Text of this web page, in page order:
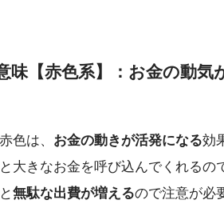
味【赤色系】：お金の動気
色は、 お金の動きが活発になる効
大きなお金を呼び込んでくれるの
無駄な出費が増えるので注意が必